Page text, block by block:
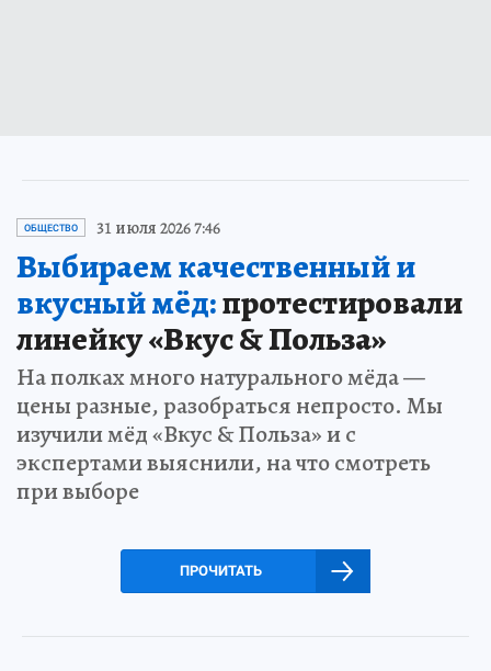
ОБЩЕСТВО 31 июля 2026 7:46
Выбираем качественный и
вкусный мёд:протестировали
линейку «Вкус & Польза»
На полках много натурального мёда —
цены разные, разобраться непросто. Мы
изучили мёд «Вкус & Польза» и с
экспертами выяснили, на что смотреть
при выборе
ПРОЧИТАТЬ